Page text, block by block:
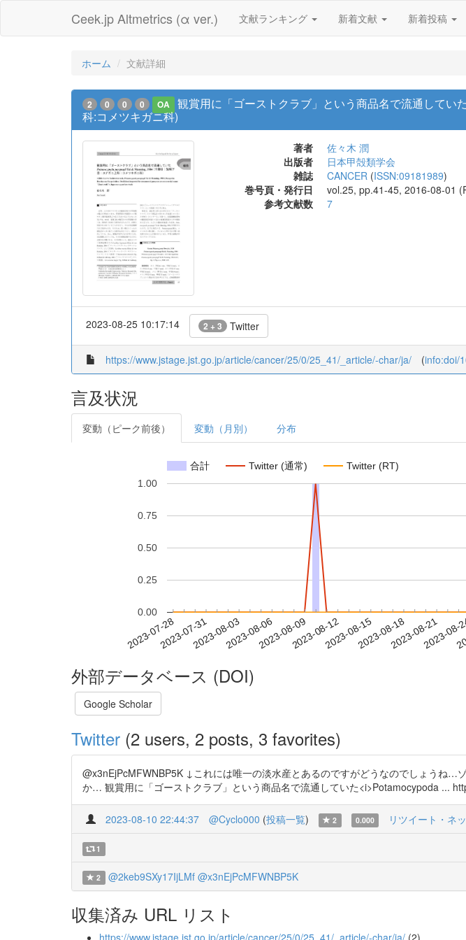
Ceek.jp Altmetrics (α ver.) 文献ランキング 新着文献 新着投稿
ホーム 文献詳細
2 0 0 0 OA
観賞用に「ゴーストクラブ」という商品名で流通してい
科:コメツキガニ科)
著者
佐々木 潤
出版者
日本甲殻類学会
雑誌
CANCER (ISSN:09181989)
巻号頁・発行日
vol.25, pp.41-45, 2016-08-01
参考文献数
7
2023-08-25 10:17:14 2 + 3 Twitter
https://www.jstage.jst.go.jp/article/cancer/25/0/25_41/_article/-char/ja/ (info:doi/
言及状況
変動（ピーク前後） 変動（月別） 分布
合計 Twitter (通常) Twitter (RT)
2023-07-282023-07-312023-08-032023-08-062023-08-092023-08-122023-08-152023-08-182023-08-21
2023-
0.00
0.25
0.50
0.75
1.00
外部データベース (DOI)
Google Scholar
Twitter (2 users, 2 posts, 3 favorites)
@x3nEjPcMFWNBP5K ↓これには唯一の淡水産とあるのですがどうなのでしょうね…
か… 観賞用に「ゴーストクラブ」という商品名で流通していた<i>Potamocypoda ...
2023-08-10 22:44:37 @Cyclo000 (投稿一覧) 2 0.000 リツイート・ネ
1
2 @2keb9SXy17IjLMf @x3nEjPcMFWNBP5K
収集済み URL リスト
https://www.jstage.jst.go.jp/article/cancer/25/0/25_41/_article/-char/ja/ (2)